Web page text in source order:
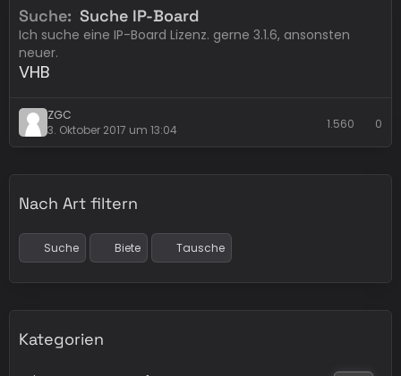
Eintrag abgelaufen Invision Power Services
Suche Suche IP-Board
Ich suche eine IP-Board Lizenz. gerne 3.1.6, ansonsten
neuer.
VHB
ZGC
3. Oktober 2017 um 13:04
1.560 0
Nach Art filtern
Suche Biete Tausche
Kategorien